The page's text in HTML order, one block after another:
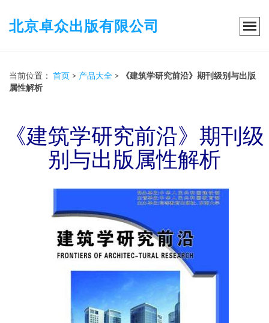
北京卓众出版有限公司
当前位置： 首页 > 产品大全 >
《建筑学研究前沿》期刊级别与出版
属性解析
《建筑学研究前沿》期刊级
别与出版属性解析